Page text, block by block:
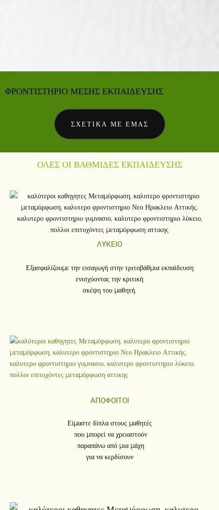
ΦΡΟΝΤΙΣΤΗΡΙΟ ΜΕΣΗΣ ΕΚΠΑΙΔΕΥΣΗΣ
ΣΧΕΤΙΚΑ ΜΕ ΕΜΑΣ
ΟΛΕΣ ΟΙ ΒΑΘΜΙΔΕΣ ΕΚΠΑΙΔΕΥΣΗΣ
ΛΥΚΕΙΟ
Εξασφαλίζουμε την εισαγωγή στην τριτοβάθμια εκπαίδευση
ενισχύοντας την κριτική
σκέψη του μαθητή.
ΑΠΟΦΟΙΤΟΙ
Είμαστε δίπλα στους μαθητές
που μπορεί να χρειαστούν
παραπάνω από μια μάχη
για να κερδίσουν